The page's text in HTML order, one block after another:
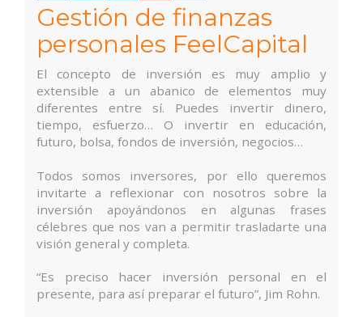
Gestión de finanzas
personales FeelCapital
El concepto de inversión es muy amplio y
extensible a un abanico de elementos muy
diferentes entre sí. Puedes invertir dinero,
tiempo, esfuerzo… O invertir en educación,
futuro, bolsa, fondos de inversión, negocios…
Todos somos inversores, por ello queremos
invitarte a reflexionar con nosotros sobre la
inversión apoyándonos en algunas frases
célebres que nos van a permitir trasladarte una
visión general y completa.
“Es preciso hacer inversión personal en el
presente, para así preparar el futuro”, Jim Rohn.